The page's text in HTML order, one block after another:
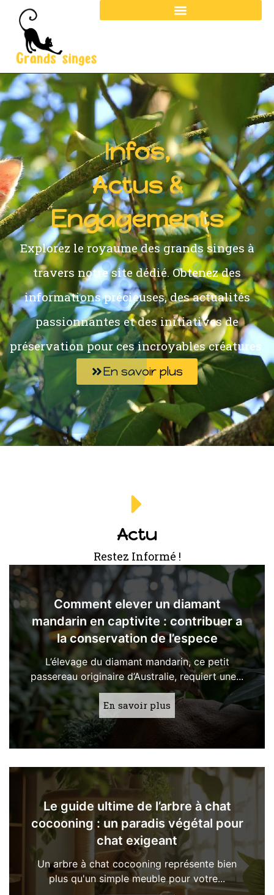
Infos,
Actus &
Engagements
Explorez le royaume des grands singes à
travers notre site dédié. Obtenez des
informations précieuses, des actualités
passionnantes et des initiatives de
préservation pour ces incroyables créatures.
En savoir plus
Actu
Restez Informé !
Comment elever un diamant
mandarin en captivite : contribuer a
la conservation de l’espece
L’élevage du diamant mandarin, ce petit
passereau originaire d’Australie, requiert une...
En savoir plus
Le guide ultime de l’arbre à chat
cocooning : un paradis végétal pour
chat exigeant
Un arbre à chat cocooning représente bien
plus qu'un simple meuble pour votre...